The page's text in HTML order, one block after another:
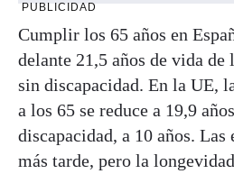
PUBLICIDAD
Cumplir los 65 años en
delante 21,5 años de vida de
sin discapacidad. En la UE,
a los 65 se reduce a 19,9
discapacidad, a 10 años. Las
más tarde, pero la